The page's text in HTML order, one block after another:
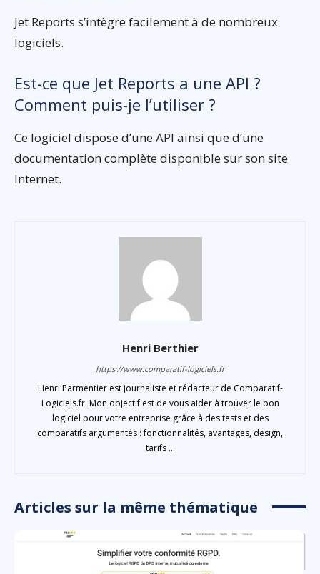
Jet Reports s’intègre facilement à de nombreux
logiciels.
Est-ce que Jet Reports a une API ?
Comment puis-je l’utiliser ?
Ce logiciel dispose d’une API ainsi que d’une
documentation complète disponible sur son site
Internet.
Henri Berthier
https://www.comparatif-logiciels.fr
Henri Parmentier est journaliste et rédacteur de Comparatif-
Logiciels.fr. Mon objectif est de vous aider à trouver le bon
logiciel pour votre entreprise grâce à des tests et des
comparatifs argumentés : fonctionnalités, avantages, design,
tarifs ...
Articles sur la même thématique